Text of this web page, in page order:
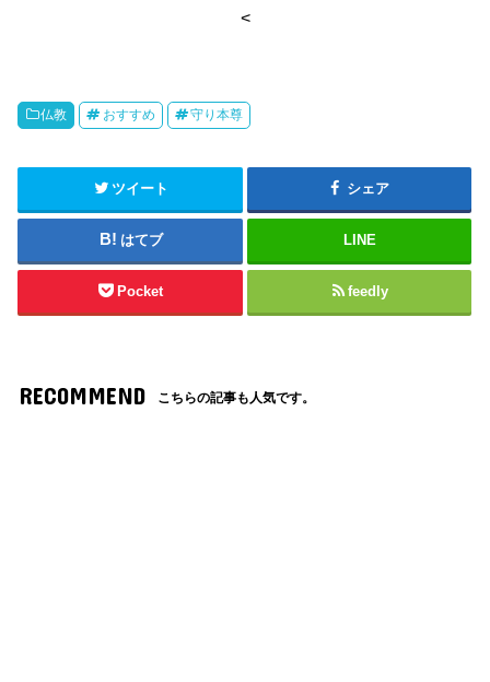
<
仏教 おすすめ 守り本尊
ツイート シェア
はてブ LINE
Pocket feedly
RECOMMEND こちらの記事も人気です。